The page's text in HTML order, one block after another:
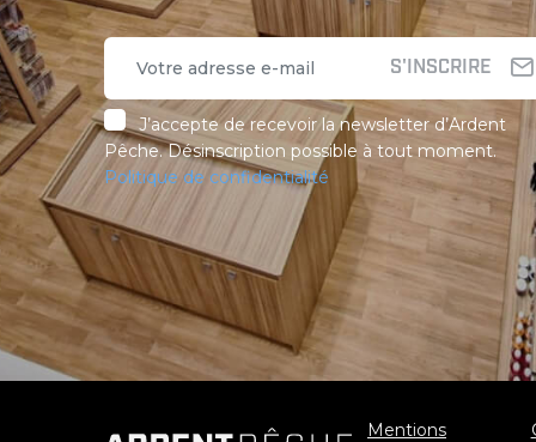
S'INSCRIRE
J’accepte de recevoir la newsletter d’Ardent
Pêche. Désinscription possible à tout moment.
Politique de confidentialité
Mentions